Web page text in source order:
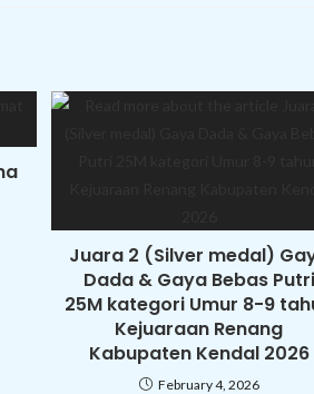
Juara 2 (Silver medal)
Dada & Gaya Bebas Putri
25M kategori Umur 8-9
Kejuaraan Renang
Kabupaten Kendal 2026
February 4, 2026